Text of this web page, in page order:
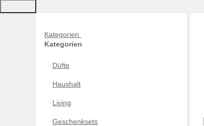
Kategorien
Kategorien
Düfte
Haushalt
Living
Geschenksets